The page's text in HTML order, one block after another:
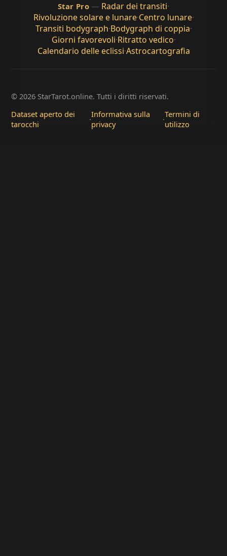
Star Pro — Radar dei transiti·
Rivoluzione solare e lunare·Centro lunare·
Transiti bodygraph·Bodygraph di coppia·
Giorni favorevoli·Ritratto vedico·
Calendario delle eclissi·Astrocartografia
© 2026 StarTarot.online. Tutti i diritti riservati.
Dataset aperto dei
tarocchi
·Informativa sulla
privacy
·Termini di
utilizzo